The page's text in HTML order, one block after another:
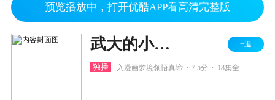
预览播放中，打开优酷APP看高清完整版
武大的小姐姐们 +追
独播 入漫画梦境领悟真谛 7.5分 18集全